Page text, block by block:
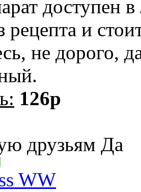
доступен
и
не дорого,
126р
друзьям Да